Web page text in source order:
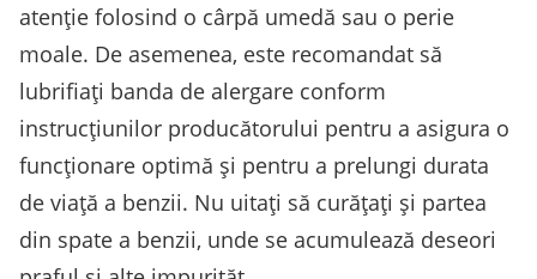
atenție folosind o cârpă umedă sau o perie
moale. De asemenea, este recomandat să
lubrifiați banda de alergare conform
instrucțiunilor producătorului pentru a asigura o
funcționare optimă și pentru a prelungi durata
de viață a benzii. Nu uitați să curățați și partea
din spate a benzii, unde se acumulează deseori